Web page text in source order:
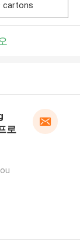
cartons
로